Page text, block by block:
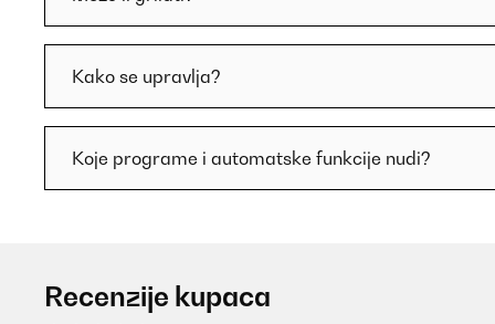
Kako se upravlja?
Koje programe i automatske funkcije nudi?
Recenzije kupaca